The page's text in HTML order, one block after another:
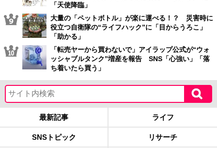
「天使降臨」
大量の「ペットボトル」が楽に運べる！？ 災害時に
役立つ自衛隊の“ライフハック”に「目からうろこ」
「助かる」
「転売ヤーから買わないで」アイラップ公式が“ウォ
ッシャブルタンク”増産を報告 SNS「心強い」「落
ち着いたら買う」
最新記事 ライフ
SNSトピック リサーチ